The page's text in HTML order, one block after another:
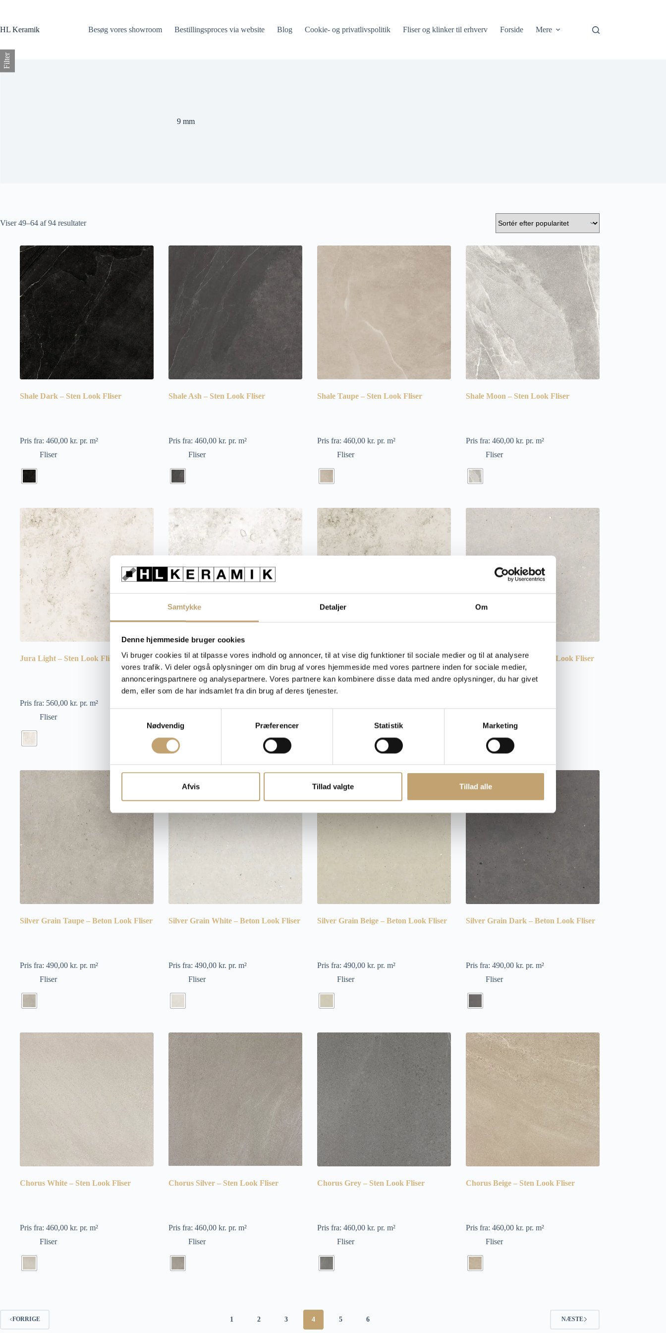
Samtykke Detaljer Om
Denne hjemmeside bruger cookies
Vi bruger cookies til at tilpasse vores indhold og annoncer, til at vise dig funktioner til sociale medier og til at analysere
vores trafik. Vi deler også oplysninger om din brug af vores hjemmeside med vores partnere inden for sociale medier,
annonceringspartnere og analysepartnere. Vores partnere kan kombinere disse data med andre oplysninger, du har givet
dem, eller som de har indsamlet fra din brug af deres tjenester.
v
Nødvendig Præferencer Statistik Marketing
Afvis Tillad valgte Tillad alle
HL Keramik
Besøg vores showroom Bestillingsproces via website Blog Cookie- og privatlivspolitik Fliser og klinker til erhverv Forside Mere
9 mm
Viser 49–64 af 94 resultaterSorteret
Shale Dark – Sten Look Fliser
Pris fra: 460,00 kr. pr. m²
Fliser
Shale Ash – Sten Look Fliser
Pris fra: 460,00 kr. pr. m²
Fliser
Shale Taupe – Sten Look Fliser
Pris fra: 460,00 kr. pr. m²
Fliser
Shale Moon – Sten Look Fliser
Pris fra: 460,00 kr. pr. m²
Fliser
Jura Light – Sten Look Fliser
Pris fra: 560,00 kr. pr. m²
Fliser
Jura Ice – Sten Look Fliser Jura Classic – Sten Look Fliser Silver Grain Grey – Beton Look Fliser
Grey
Silver Grain Taupe – Beton Look Fliser
Pris fra: 490,00 kr. pr. m²
Fliser
Silver Grain White – Beton Look Fliser
Pris fra: 490,00 kr. pr. m²
Fliser
Silver Grain Beige – Beton Look Fliser
Pris fra: 490,00 kr. pr. m²
Fliser
Silver Grain Dark – Beton Look Fliser
Pris fra: 490,00 kr. pr. m²
Fliser
Chorus White – Sten Look Fliser
Pris fra: 460,00 kr. pr. m²
Fliser
Chorus Silver – Sten Look Fliser
Pris fra: 460,00 kr. pr. m²
Fliser
Chorus Grey – Sten Look Fliser
Pris fra: 460,00 kr. pr. m²
Fliser
Chorus Beige – Sten Look Fliser
Pris fra: 460,00 kr. pr. m²
Fliser
FORRIGE 1 2 3 4 5 6 NÆSTE
Filter